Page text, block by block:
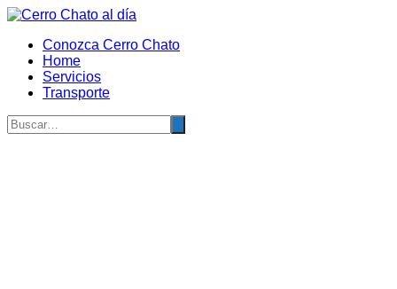
Saltar
contenidoConozca Cerro Chato
Home
Servicios
Transporte